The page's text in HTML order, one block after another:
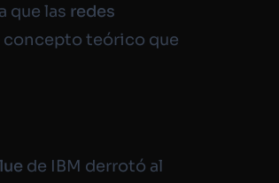
que las redes
concepto teórico que
de IBM derrotó al